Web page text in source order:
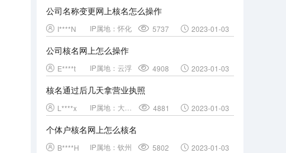
公司名称变更网上核名怎么操作
I****N IP属地： 怀化 5737 2023-01-03
公司核名网上怎么操作
E****t IP属地： 云浮 4908 2023-01-03
核名通过后几天拿营业执照
L****x IP属地： 4881 2023-01-03
个体户核名网上怎么核名
B****H IP属地： 钦州 5802 2023-01-03